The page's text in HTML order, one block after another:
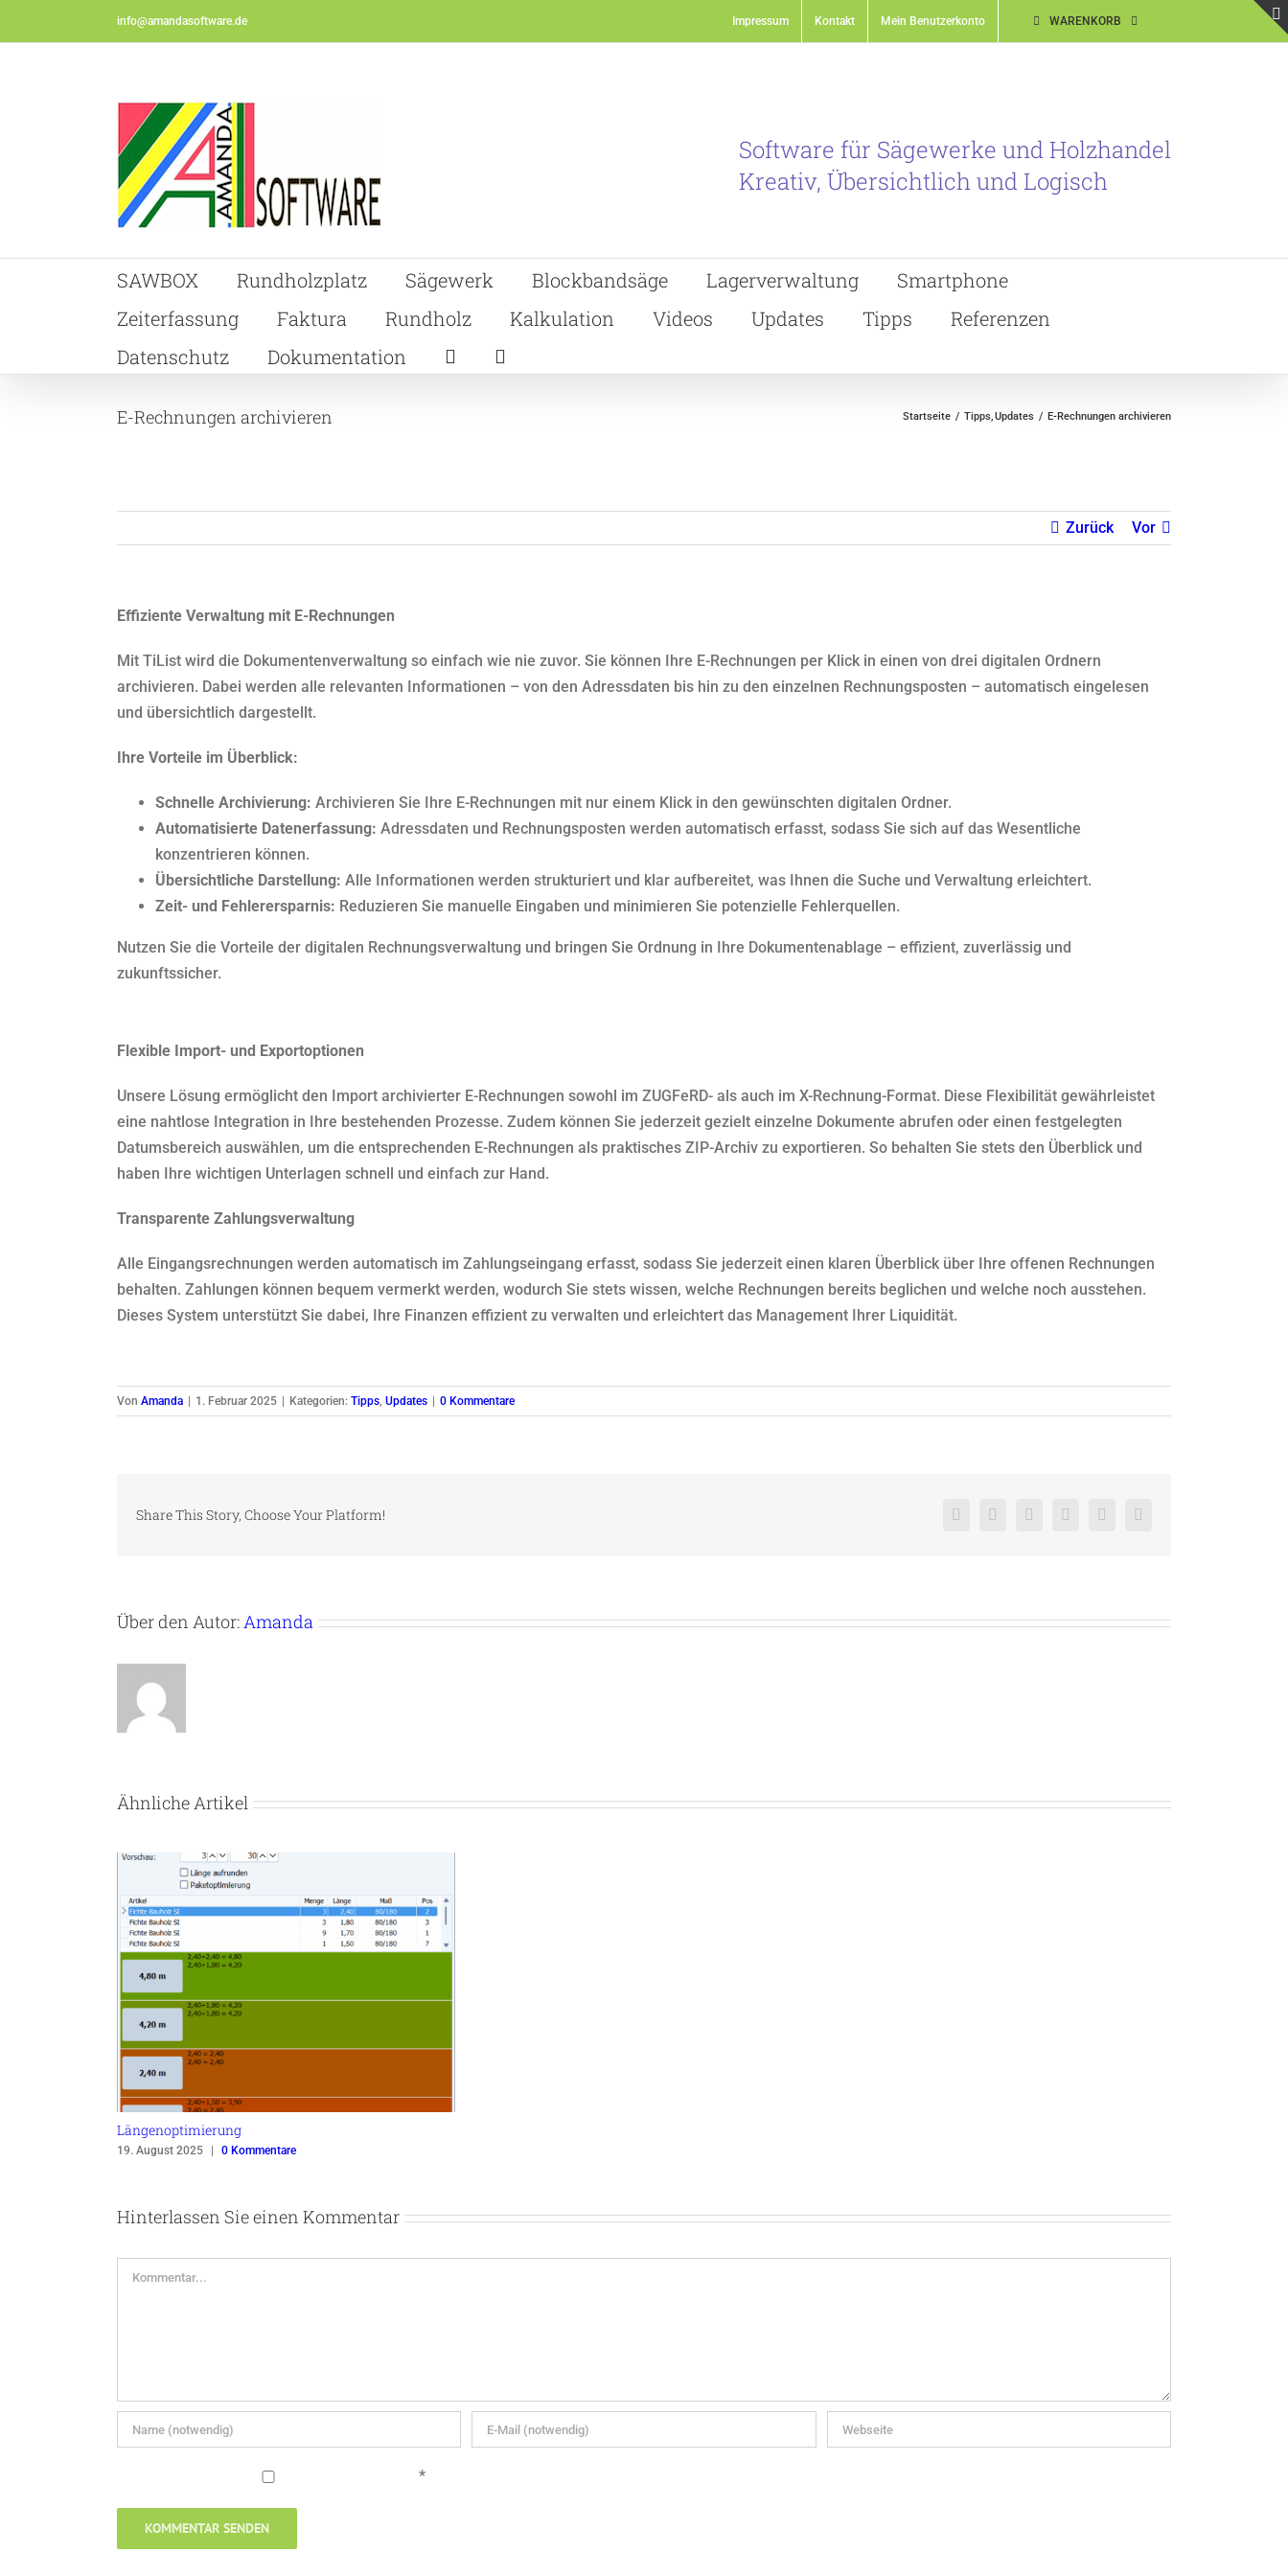
to
info@amandasoftware.de Impressum Kontakt Mein Benutzerkonto WARENKORB
Software für Sägewerke und Holzhandel
Kreativ, Übersichtlich und Logisch
SAWBOX Rundholzplatz Sägewerk Blockbandsäge Lagerverwaltung
Smartphone
Zeiterfassung
Faktura Rundholz Kalkulation Videos Updates Tipps
Referenzen
Datenschutz
Dokumentation
E-Rechnungen archivieren Startseite Tipps Updates E-Rechnungen archivieren
Zurück Vor
Effiziente Verwaltung mit E-Rechnungen
Mit TiList wird die Dokumentenverwaltung so einfach wie nie zuvor. Sie können Ihre E-Rechnungen per Klick in einen von drei digitalen Ordnern
archivieren. Dabei werden alle relevanten Informationen – von den Adressdaten bis hin zu den einzelnen Rechnungsposten – automatisch eingelesen
und übersichtlich dargestellt.
Ihre Vorteile im Überblick:
Schnelle Archivierung: Archivieren Sie Ihre E-Rechnungen mit nur einem Klick in den gewünschten digitalen Ordner.
Automatisierte Datenerfassung: Adressdaten und Rechnungsposten werden automatisch erfasst, sodass Sie sich auf das Wesentliche
konzentrieren können.
Übersichtliche Darstellung: Alle Informationen werden strukturiert und klar aufbereitet, was Ihnen die Suche und Verwaltung erleichtert.
Zeit- und Fehlerersparnis: Reduzieren Sie manuelle Eingaben und minimieren Sie potenzielle Fehlerquellen.
Nutzen Sie die Vorteile der digitalen Rechnungsverwaltung und bringen Sie Ordnung in Ihre Dokumentenablage – effizient, zuverlässig und
zukunftssicher.
Flexible Import- und Exportoptionen
Unsere Lösung ermöglicht den Import archivierter E-Rechnungen sowohl im ZUGFeRD- als auch im X-Rechnung-Format. Diese Flexibilität gewährleistet
eine nahtlose Integration in Ihre bestehenden Prozesse. Zudem können Sie jederzeit gezielt einzelne Dokumente abrufen oder einen festgelegten
Datumsbereich auswählen, um die entsprechenden E-Rechnungen als praktisches ZIP-Archiv zu exportieren. So behalten Sie stets den Überblick und
haben Ihre wichtigen Unterlagen schnell und einfach zur Hand.
Transparente Zahlungsverwaltung
Alle Eingangsrechnungen werden automatisch im Zahlungseingang erfasst, sodass Sie jederzeit einen klaren Überblick über Ihre offenen Rechnungen
behalten. Zahlungen können bequem vermerkt werden, wodurch Sie stets wissen, welche Rechnungen bereits beglichen und welche noch ausstehen.
Dieses System unterstützt Sie dabei, Ihre Finanzen effizient zu verwalten und erleichtert das Management Ihrer Liquidität.
Von Amanda | 1. Februar 2025 | Kategorien: Tipps Updates | 0 Kommentare
Share This Story, Choose Your Platform! Facebook
X RedditLinkedInPinterestVk
Über den Autor:Amanda
Ähnliche Artikel
Längenoptimierung
19. August 2025 0 Kommentare
Hinterlassen Sie einen Kommentar
Kommentar
*